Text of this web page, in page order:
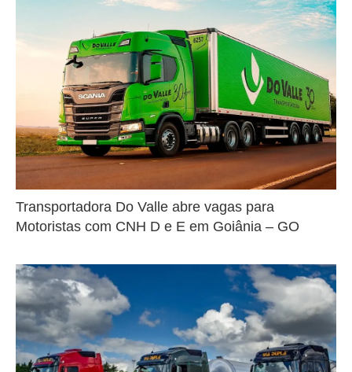
Transportadora Do Valle abre vagas para
Motoristas com CNH D e E em Goiânia – GO